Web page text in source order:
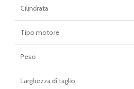
Cilindrata
Tipo motore
Peso
Larghezza di taglio